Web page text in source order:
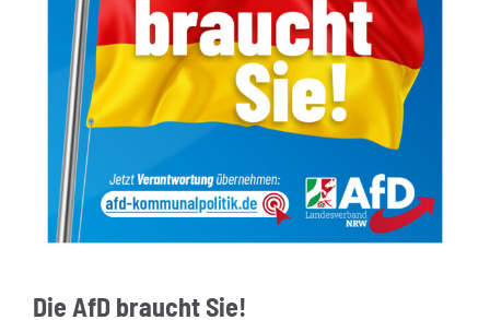
Die AfD braucht Sie!